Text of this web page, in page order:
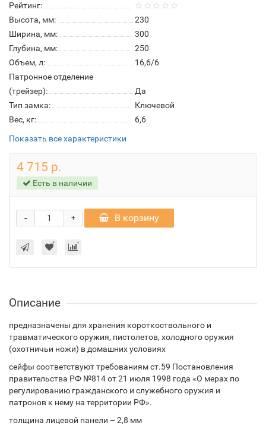
Рейтинг:
Высота, мм:
230
Ширина, мм:
300
Глубина, мм:
250
Объем, л:
16,6/6
Патронное отделение
(трейзер):
Да
Тип замка:
Ключевой
Вес, кг:
6,6
Показать все характеристики
4 715 р.
Есть в наличии
+
- В корзину
Описание
предназначены для хранения короткоствольного и
травматического оружия, пистолетов, холодного оружия
(охотничьи ножи) в домашних условиях
сейфы соответствуют требованиям ст.59 Постановления
правительства РФ №814 от 21 июля 1998 года «О мерах по
регулированию гражданского и служебного оружия и
патронов к нему на территории РФ».
толщина лицевой панели – 2,8 мм